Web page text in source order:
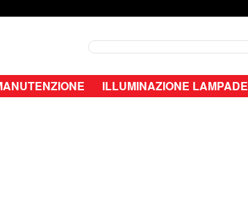
Search
ILLUMINAZIONE LAMPADE